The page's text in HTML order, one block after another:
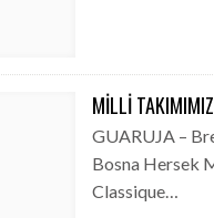
MILLI
GUARUJA –
Bosna Hersek
Classique…